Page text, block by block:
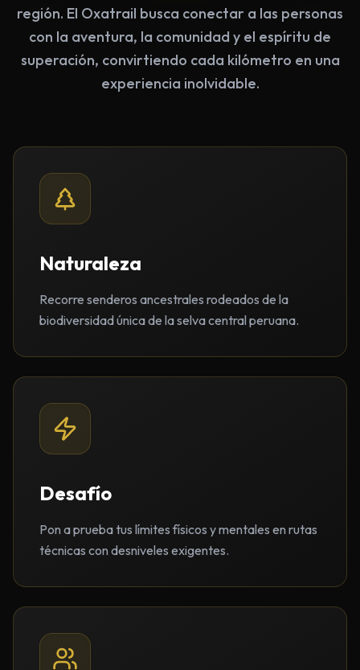
región. El Oxatrail busca conectar a las personas
con la aventura, la comunidad y el espíritu de
superación, convirtiendo cada kilómetro en una
experiencia inolvidable.
Naturaleza
Recorre senderos ancestrales rodeados de la
biodiversidad única de la selva central peruana.
Desafío
Pon a prueba tus límites físicos y mentales en rutas
técnicas con desniveles exigentes.